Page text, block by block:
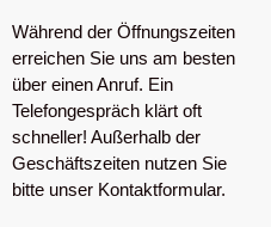
Während der Öffnungszeiten
erreichen Sie uns am besten
über einen Anruf. Ein
Telefongespräch klärt oft
schneller! Außerhalb der
Geschäftszeiten nutzen Sie
bitte unser Kontaktformular.